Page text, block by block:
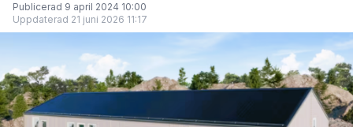
Publicerad 9 april 2024 10:00
Uppdaterad 21 juni 2026 11:17